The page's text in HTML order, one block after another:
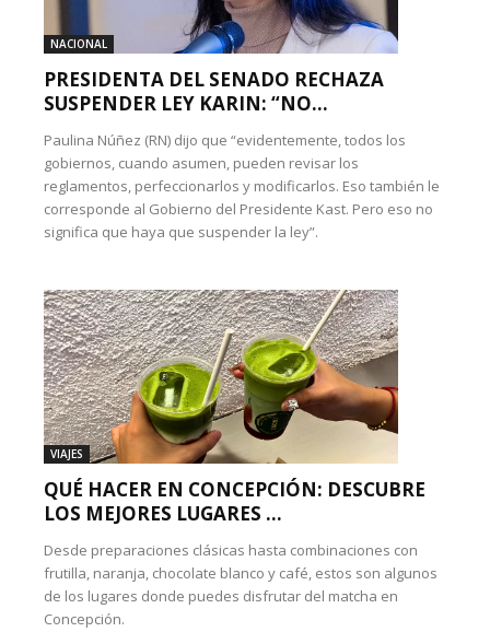
NACIONAL
PRESIDENTA DEL SENADO RECHAZA
SUSPENDER LEY KARIN: “NO...
Paulina Núñez (RN) dijo que “evidentemente, todos los
gobiernos, cuando asumen, pueden revisar los
reglamentos, perfeccionarlos y modificarlos. Eso también le
corresponde al Gobierno del Presidente Kast. Pero eso no
significa que haya que suspender la ley”.
VIAJES
QUÉ HACER EN CONCEPCIÓN: DESCUBRE
LOS MEJORES LUGARES ...
Desde preparaciones clásicas hasta combinaciones con
frutilla, naranja, chocolate blanco y café, estos son algunos
de los lugares donde puedes disfrutar del matcha en
Concepción.